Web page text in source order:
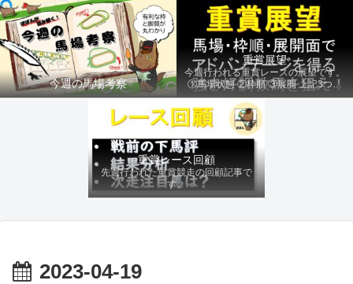
今週の馬場考察
重賞展望
今週行われる重賞レースの展望です。
①馬場状態 ②枠順 ③展開 上記3つの
ファクターから有利にレースを運べる
馬を導き、追い切りの動きを加味して
最終評価を下します。
重賞レース回顧
先週行われた重賞競走の回顧記事で
す。
2023-04-19